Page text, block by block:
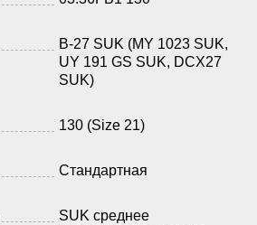
B-27 SUK (MY 1023 SUK,
UY 191 GS SUK, DCX27
SUK)
130 (Size 21)
Стандартная
SUK среднее